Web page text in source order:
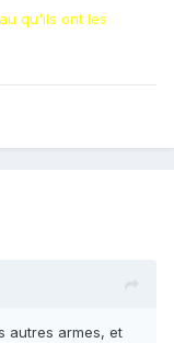
qu'ils ont les
autres armes, et